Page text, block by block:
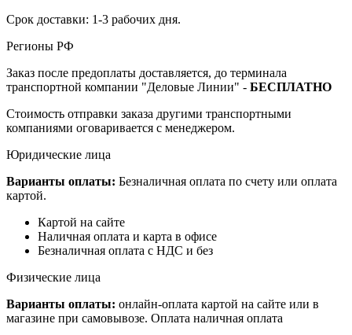
Срок доставки: 1-3 рабочих дня.
Регионы РФ
Заказ после предоплаты доставляется, до терминала
транспортной компании "Деловые Линии" - БЕСПЛАТНО
Стоимость отправки заказа другими транспортными
компаниями оговаривается с менеджером.
Юридические лица
Варианты оплаты: Безналичная оплата по счету или оплата
картой.
Картой на сайте
Наличная оплата и карта в офисе
Безналичная оплата с НДС и без
Физические лица
Варианты оплаты: онлайн-оплата картой на сайте или в
магазине при самовывозе. Оплата наличная оплата